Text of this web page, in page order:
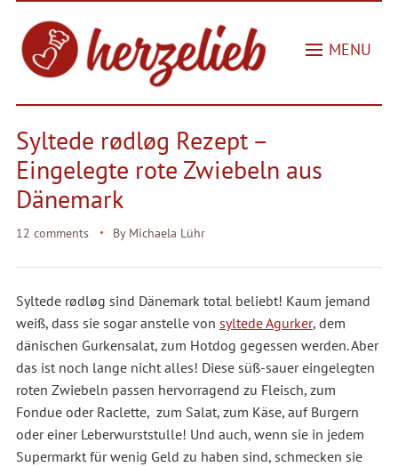
MENU
Syltede rødløg Rezept –
Eingelegte rote Zwiebeln aus
Dänemark
12 comments By Michaela Lühr
Syltede rødløg sind Dänemark total beliebt! Kaum jemand
weiß, dass sie sogar anstelle von syltede Agurker, dem
dänischen Gurkensalat, zum Hotdog gegessen werden. Aber
das ist noch lange nicht alles! Diese süß-sauer eingelegten
roten Zwiebeln passen hervorragend zu Fleisch, zum
Fondue oder Raclette, zum Salat, zum Käse, auf Burgern
oder einer Leberwurststulle! Und auch, wenn sie in jedem
Supermarkt für wenig Geld zu haben sind, schmecken sie